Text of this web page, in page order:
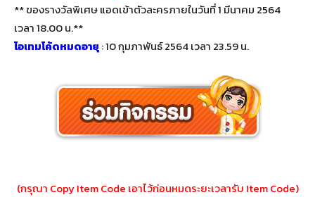
** ของรางวัลพิเศษ แอดเข้าตัวละครภายในวันที่ 1 มีนาคม 2564
เวลา 18.00 น.**
ไอเทมโค้ดหมดอายุ: 10 กุมภาพันธ์ 2564 เวลา 23.59 น.
(กรุณา Copy Item Code เอาไว้ก่อนหมดระยะเวลารับ Item Code)